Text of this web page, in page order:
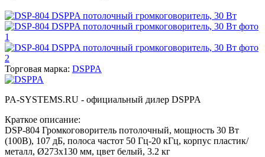
Торговая марка: DSPPA
PA-SYSTEMS.RU - официальный дилер DSPPA
Краткое описание:
DSP-804 Громкоговоритель потолочный, мощность 30 Вт
(100В), 107 дБ, полоса частот 50 Гц-20 кГц, корпус пластик/
металл, Ø273х130 мм, цвет белый, 3.2 кг